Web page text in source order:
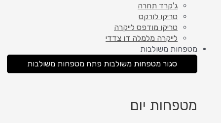
ג'קרד תחרה
טריקו לורקס
טריקו מודפס לייקרה
לייקרה מלמלה דו צדדי
מטפחות משולבות
סגור מטפחות משולבות פתח מטפחות משולבות
מטפחות יום